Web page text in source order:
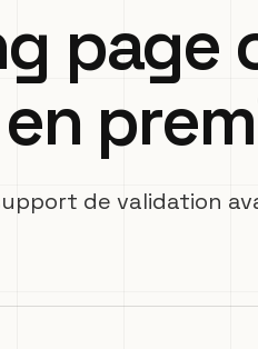
page
de validation